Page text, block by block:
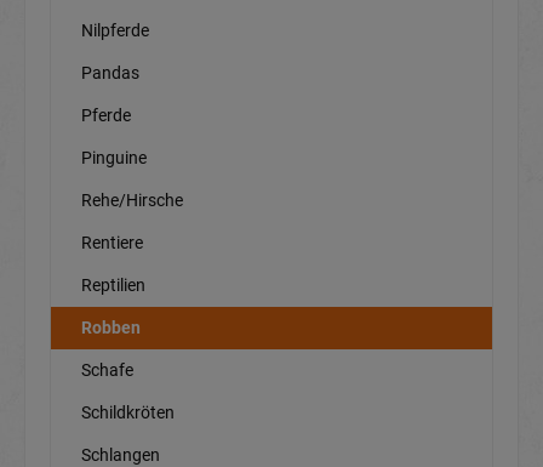
Nilpferde
Pandas
Pferde
Pinguine
Rehe/Hirsche
Rentiere
Reptilien
Robben
Schafe
Schildkröten
Schlangen